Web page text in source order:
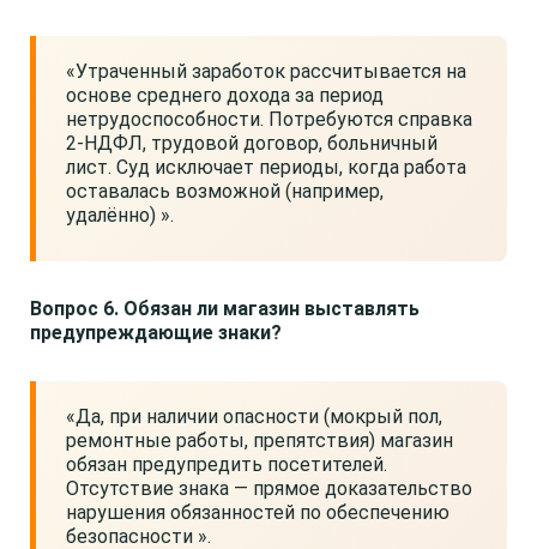
«Утраченный заработок рассчитывается на
основе среднего дохода за период
нетрудоспособности. Потребуются справка
2-НДФЛ, трудовой договор, больничный
лист. Суд исключает периоды, когда работа
оставалась возможной (например,
удалённо) ».
Вопрос 6. Обязан ли магазин выставлять
предупреждающие знаки?
«Да, при наличии опасности (мокрый пол,
ремонтные работы, препятствия) магазин
обязан предупредить посетителей.
Отсутствие знака — прямое доказательство
нарушения обязанностей по обеспечению
безопасности ».